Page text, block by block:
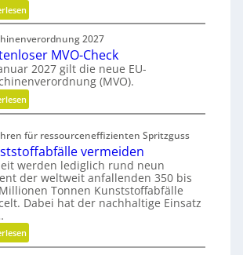
:
E
r
g
o
n
o
m
s
c
h
e
r
e
d
2027
MVO-Check
2027 gilt die neue EU-
(MVO).
:
K
t
e
n
l
s
e
für ressourceneffizienten Spritzguss
vermeiden
werden lediglich rund neun
der weltweit anfallenden 350 bis
Tonnen Kunststoffabfälle
Dabei hat der nachhaltige Einsatz
:
K